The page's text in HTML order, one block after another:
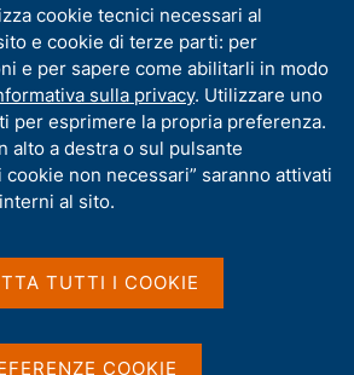
l
s
t
/
pagamenti per gli acquisti on line di
e risposte sui
per gli acquisti
o servizi
cookie tecnici necessari al
e cookie di terze parti: per
e per sapere come abilitarli in modo
sulla privacy. Utilizzare uno
per esprimere la propria preferenza.
alto a destra o sul pulsante
non necessari” saranno attivati
al sito.
TUTTI I COOKIE
COOKIE